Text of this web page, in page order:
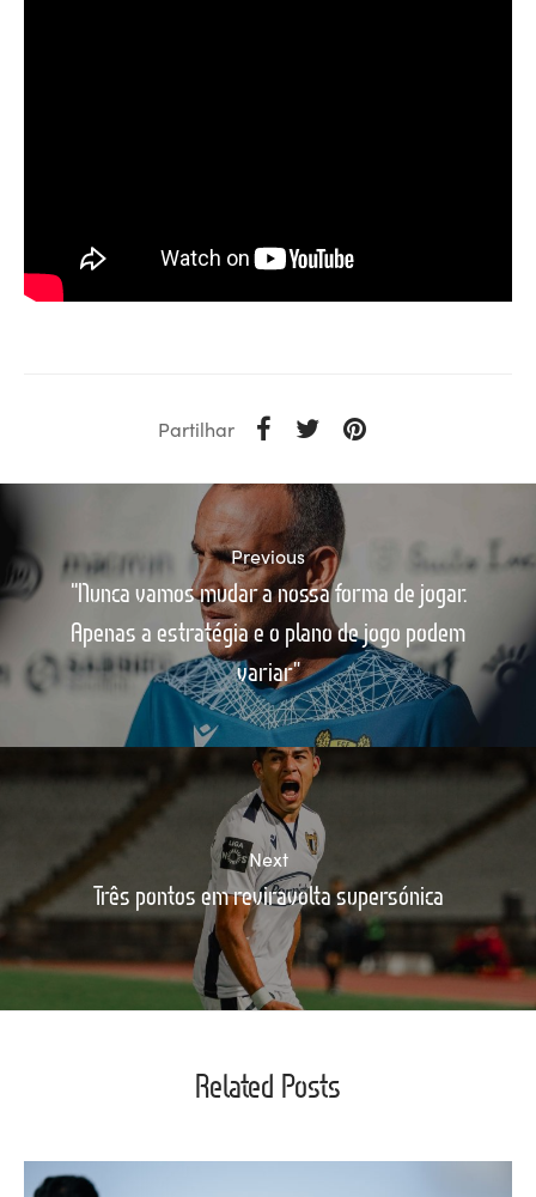
Partilhar
Previous
“Nunca vamos mudar a nossa forma de jogar.
Apenas a estratégia e o plano de jogo podem
variar”
Next
Três pontos em reviravolta supersónica
Related Posts